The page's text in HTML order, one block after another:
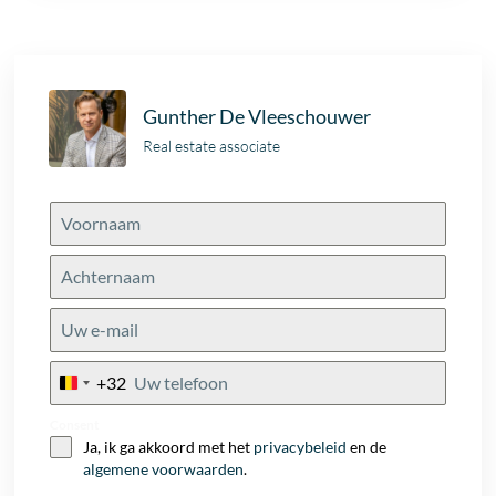
Gunther De Vleeschouwer
Real estate associate
Belgium
+32
Ja, ik ga akkoord met het privacybeleid en de
algemene voorwaarden.